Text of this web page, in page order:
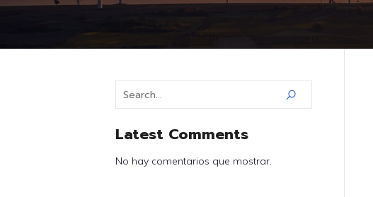
Latest Comments
No hay comentarios que mostrar.